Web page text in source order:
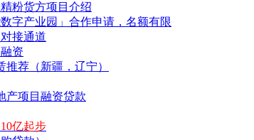
粉货方项目介绍
字产业园」合作申请，名额有限
接通道
资
推荐（新疆，辽宁）
产项目融资贷款
亿起步